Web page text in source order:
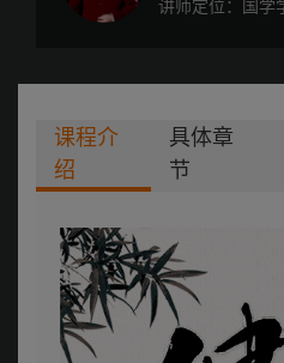
讲师定位：国学
课程介
绍
具体章
节